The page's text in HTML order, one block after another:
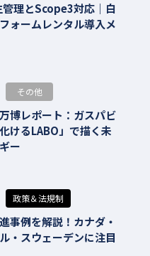
管理とScope3対応｜白
ォームレンタル導入メ
その他
博レポート：ガスパビ
けるLABO」で描く未
ー
政策＆法規制
事例を解説！カナダ・
・スウェーデンに注目